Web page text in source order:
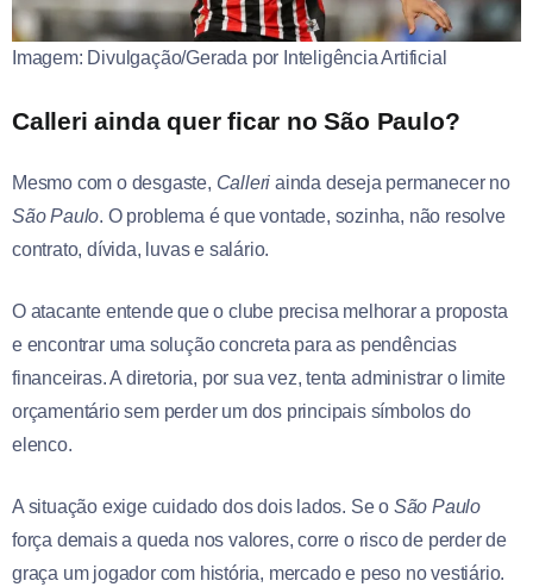
Imagem: Divulgação/Gerada por Inteligência Artificial
Calleri ainda quer ficar no São Paulo?
Mesmo com o desgaste, Calleri ainda deseja permanecer no
São Paulo. O problema é que vontade, sozinha, não resolve
contrato, dívida, luvas e salário.
O atacante entende que o clube precisa melhorar a proposta
e encontrar uma solução concreta para as pendências
financeiras. A diretoria, por sua vez, tenta administrar o limite
orçamentário sem perder um dos principais símbolos do
elenco.
A situação exige cuidado dos dois lados. Se o São Paulo
força demais a queda nos valores, corre o risco de perder de
graça um jogador com história, mercado e peso no vestiário.